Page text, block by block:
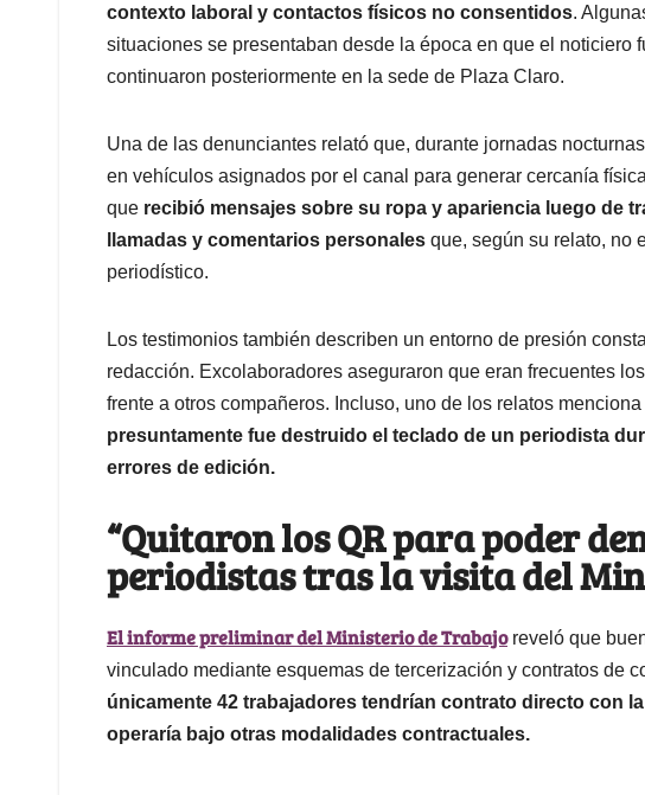
contexto laboral y contactos físicos no consentidos.
situaciones se presentaban desde la época en que el noticiero
continuaron posteriormente en la sede de Plaza Claro.
Una de las denunciantes relató que, durante jornadas
en vehículos asignados por el canal para generar cercanía
que recibió mensajes sobre su ropa y apariencia luego de
llamadas y comentarios personales que, según su relato, no
periodístico.
Los testimonios también describen un entorno de presión
redacción. Excolaboradores aseguraron que eran frecuentes
frente a otros compañeros. Incluso, uno de los relatos menciona
presuntamente fue destruido el teclado de un periodista
errores de edición.
“Quitaron los QR para poder
periodistas tras la visita del
El informe preliminar del Ministerio de Trabajoreveló que
vinculado mediante esquemas de tercerización y contratos de
únicamente 42 trabajadores tendrían contrato directo con
operaría bajo otras modalidades contractuales.